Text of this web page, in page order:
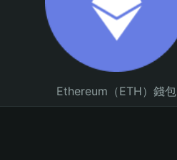
Ethereum（ETH）錢包